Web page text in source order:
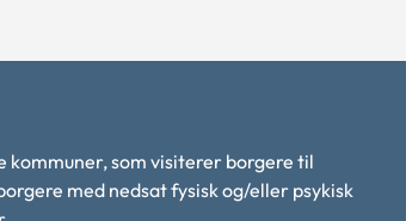
kommuner, som visiterer borgere til
med nedsat fysisk og/eller psykisk